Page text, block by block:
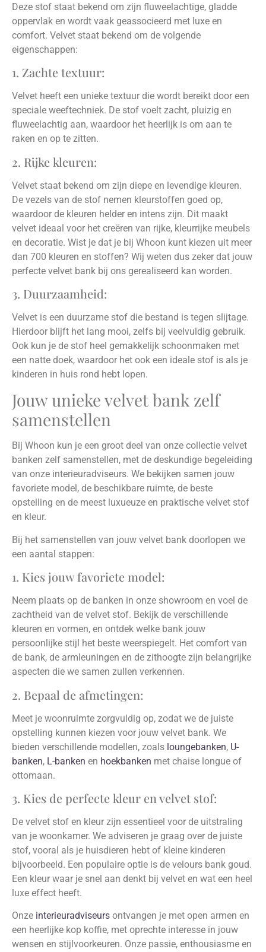
Deze stof staat bekend om zijn fluweelachtige, gladde
oppervlak en wordt vaak geassocieerd met luxe en
comfort. Velvet staat bekend om de volgende
eigenschappen:
1. Zachte textuur:
Velvet heeft een unieke textuur die wordt bereikt door een
speciale weeftechniek. De stof voelt zacht, pluizig en
fluweelachtig aan, waardoor het heerlijk is om aan te
raken en op te zitten.
2. Rijke kleuren:
Velvet staat bekend om zijn diepe en levendige kleuren.
De vezels van de stof nemen kleurstoffen goed op,
waardoor de kleuren helder en intens zijn. Dit maakt
velvet ideaal voor het creëren van rijke, kleurrijke meubels
en decoratie. Wist je dat je bij Whoon kunt kiezen uit meer
dan 700 kleuren en stoffen? Wij weten dus zeker dat jouw
perfecte velvet bank bij ons gerealiseerd kan worden.
3. Duurzaamheid:
Velvet is een duurzame stof die bestand is tegen slijtage.
Hierdoor blijft het lang mooi, zelfs bij veelvuldig gebruik.
Ook kun je de stof heel gemakkelijk schoonmaken met
een natte doek, waardoor het ook een ideale stof is als je
kinderen in huis rond hebt lopen.
Jouw unieke velvet bank zelf
samenstellen
Bij Whoon kun je een groot deel van onze collectie velvet
banken zelf samenstellen, met de deskundige begeleiding
van onze interieuradviseurs. We bekijken samen jouw
favoriete model, de beschikbare ruimte, de beste
opstelling en de meest luxueuze en praktische velvet stof
en kleur.
Bij het samenstellen van jouw velvet bank doorlopen we
een aantal stappen:
1. Kies jouw favoriete model:
Neem plaats op de banken in onze showroom en voel de
zachtheid van de velvet stof. Bekijk de verschillende
kleuren en vormen, en ontdek welke bank jouw
persoonlijke stijl het beste weerspiegelt. Het comfort van
de bank, de armleuningen en de zithoogte zijn belangrijke
aspecten die we samen zullen verkennen.
2. Bepaal de afmetingen:
Meet je woonruimte zorgvuldig op, zodat we de juiste
opstelling kunnen kiezen voor jouw velvet bank. We
bieden verschillende modellen, zoals loungebanken, U-
banken, L-banken en hoekbanken met chaise longue of
ottomaan.
3. Kies de perfecte kleur en velvet stof:
De velvet stof en kleur zijn essentieel voor de uitstraling
van je woonkamer. We adviseren je graag over de juiste
stof, vooral als je huisdieren hebt of kleine kinderen
bijvoorbeeld. Een populaire optie is de velours bank goud.
Een kleur waar je snel aan denkt bij velvet en wat een heel
luxe effect heeft.
Onze interieuradviseurs ontvangen je met open armen en
een heerlijke kop koffie, met oprechte interesse in jouw
wensen en stijlvoorkeuren. Onze passie, enthousiasme en